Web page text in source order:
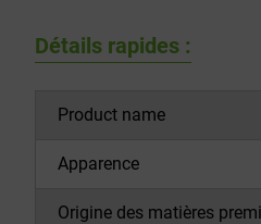
Détails rapides :
Product name
Apparence
Origine des matières